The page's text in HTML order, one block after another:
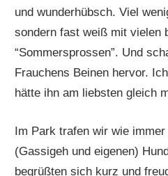
und wunderhübsch. Viel
sondern fast weiß mit vielen
“Sommersprossen”. Und
Frauchens Beinen hervor.
hätte ihn am liebsten gleich
Im Park trafen wir wie
(Gassigeh und eigenen)
begrüßten sich kurz und